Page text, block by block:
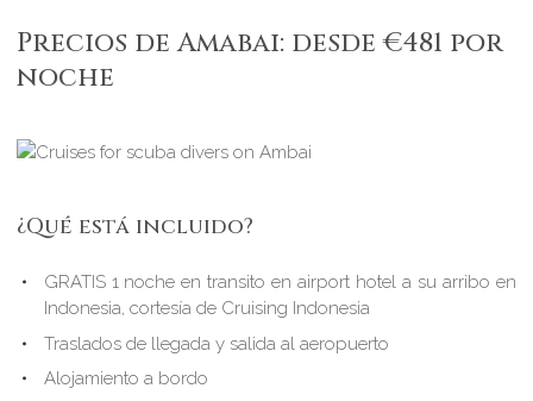
Precios de Amabai: desde €481 por
noche
¿Qué está incluido?
GRATIS 1 noche en transito en airport hotel a su arribo en
Indonesia, cortesía de Cruising Indonesia
Traslados de llegada y salida al aeropuerto
Alojamiento a bordo